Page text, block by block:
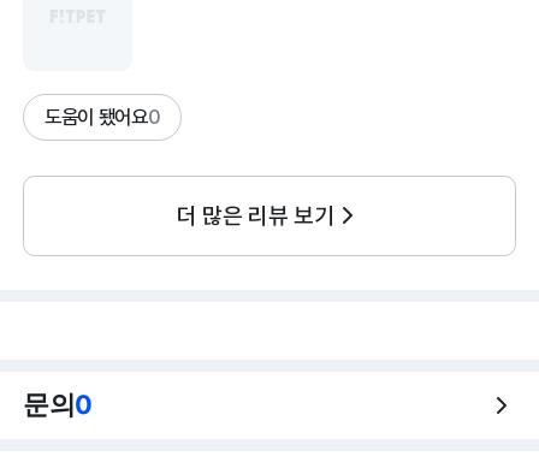
도움이 됐어요0
더 많은 리뷰 보기
문의0